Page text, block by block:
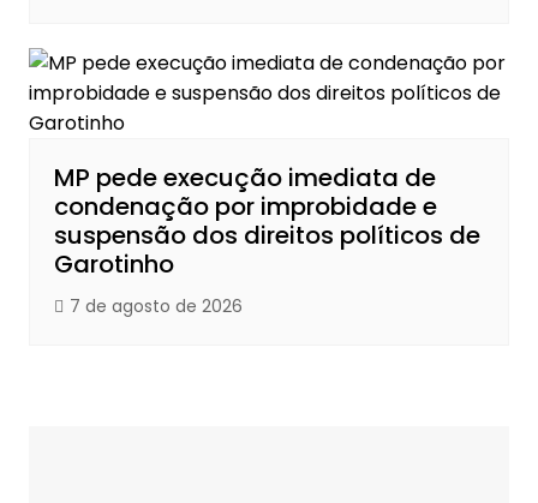
MP pede execução imediata de
condenação por improbidade e
suspensão dos direitos políticos de
Garotinho
7 de agosto de 2026